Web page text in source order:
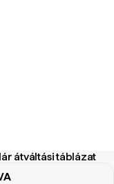
átváltási táblázat